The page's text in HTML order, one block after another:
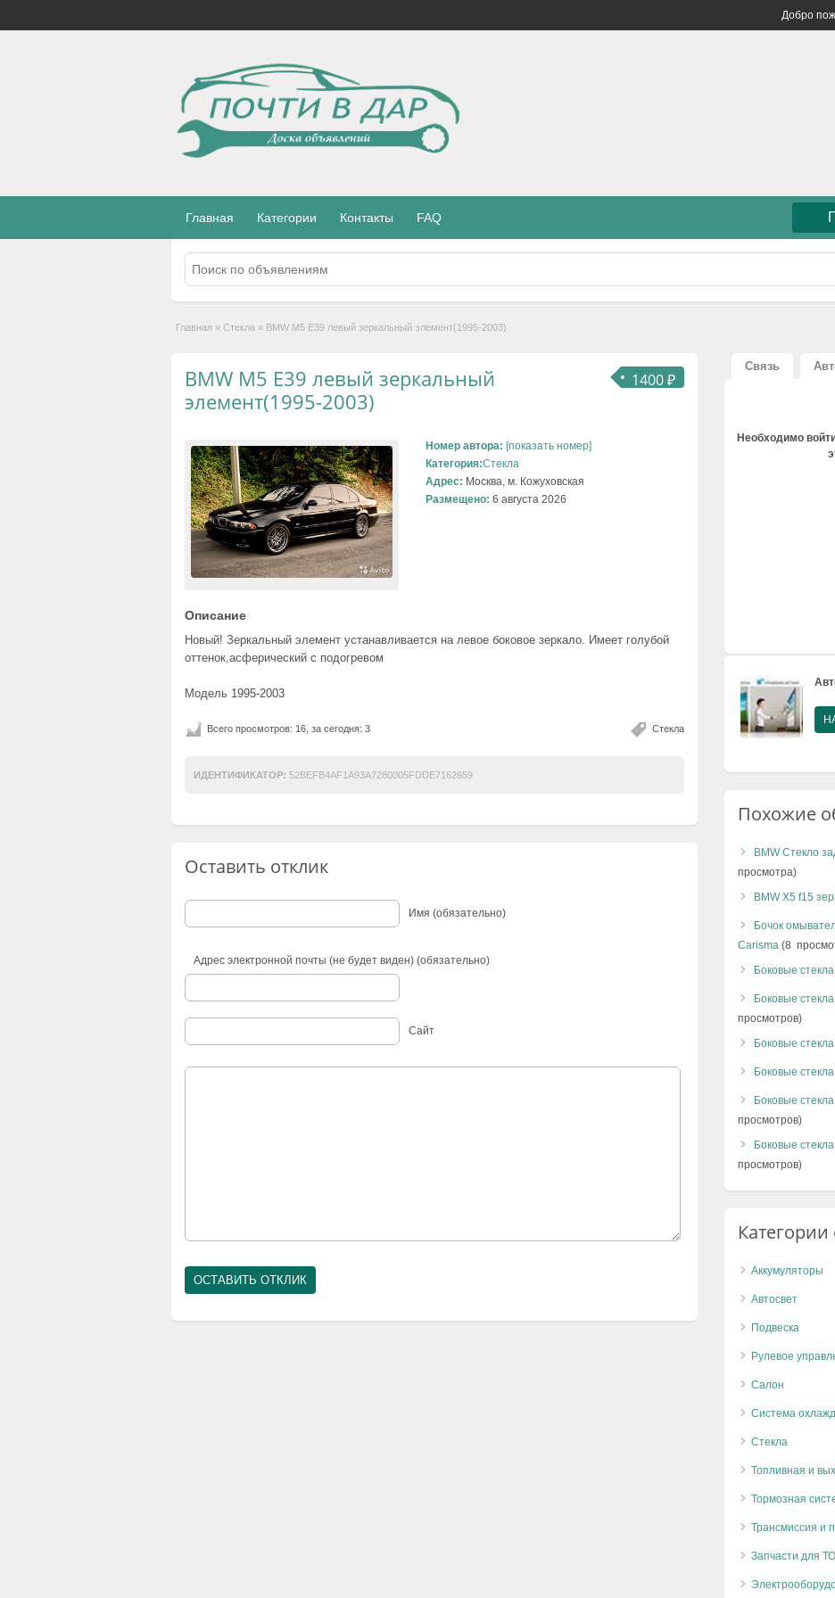
Добро
Главная Категории Контакты FAQ
Главная » Стекла » BMW M5 E39 левый зеркальный элемент(1995-2003)
1400 ₽
BMW M5 E39 левый зеркальный
элемент(1995-2003)
Номер автора: [показать номер]
Категория:Стекла
Адрес: Москва, м. Кожуховская
Размещено: 6 августа 2026
Описание
Новый! Зеркальный элемент устанавливается на левое боковое зеркало. Имеет голубой
оттенок,асферический с подогревом
Модель 1995-2003
Стекла
Всего просмотров: 16, за сегодня: 3
ИДЕНТИФИКАТОР: 52BEFB4AF1A93A7280005FDDE7162659
Оставить отклик
Имя (обязательно)
Адрес электронной почты (не будет виден) (обязательно)
Сайт
Связь
Необходимо
Похожие
BMW Стекло
просмотра)
BMW X5 f15
Бочок
Carisma (8
Боковые
Боковые
просмотров)
Боковые
Боковые
Боковые
просмотров)
Боковые
просмотров)
Аккумуляторы
Автосвет
Подвеска
Рулевое
Салон
Система
Стекла
Топливная и
Тормозная
Трансмиссия и
Запчасти для ТО